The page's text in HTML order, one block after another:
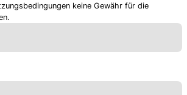
keine Gewähr für die